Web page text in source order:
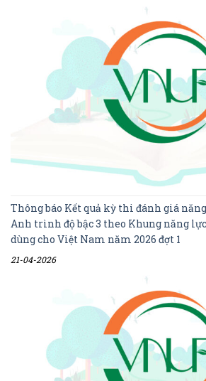
Thông báo Kết quả kỳ thi đánh giá
Anh trình độ bậc 3 theo Khung năng
dùng cho Việt Nam năm 2026 đợt 1
21-04-2026